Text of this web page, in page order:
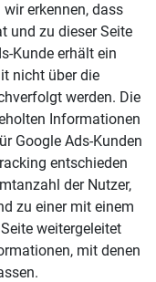
erkennen, dass
und zu dieser Seite
Kunde erhält ein
nicht über die
werden. Die
Informationen
Google Ads-Kunden
entschieden
der Nutzer,
zu einer mit einem
weitergeleitet
mit denen